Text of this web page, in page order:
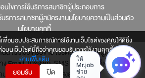
พื่อมอบประสบการณ์การใช้งานเว็บไซต์ของคุณให้ดียิ่ง
อบนเว็บไซต์นี้ถือว่าคุณยอมรับการใช้งานคุกกี้
อ่านเพิ่มเติม
ยอมรับ ปิด
นไขการใช้บริการสมาชิกผู้ประกอบการ
บริการสมาชิกผู้สมัครงานนโยบายความเป็นส่วนตัว
นโยบายคุกกี้
น ไม่มีเว็บเครือข่าย โปรดอย่าหลงเชื่อผู้แอบอ้าง และ
ง Email, โทรศัพท์, SMS หรือทางใดก็ตาม จะถูก
มที่กฎหมายบัญญัติไว้สูงสุด